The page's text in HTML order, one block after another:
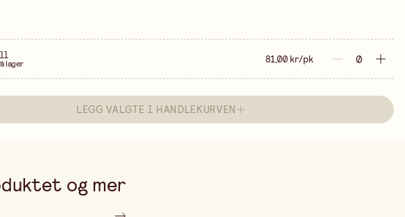
lager 81,00 kr/pk
LEGG VALGTE I HANDLEKURVEN
og mer